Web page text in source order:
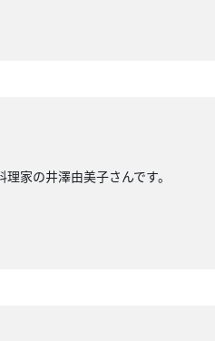
家の井澤由美子さんです。